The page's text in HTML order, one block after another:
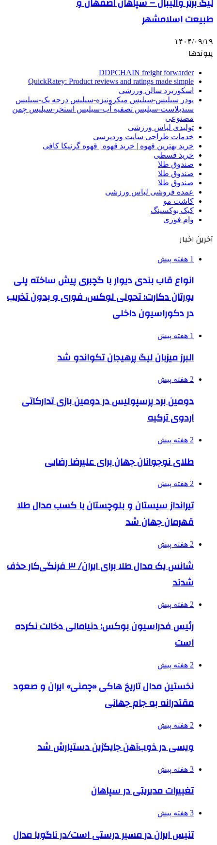
طبیعت اسلامشهر
۱۴۰۴/۰۹/۱۹
پیوندها
DDPCHAIN freight forwarder
QuickRatey: Product reviews and ratings made simple
اسکوربرد سالن ورزشی
پودر سیلیس-سیلیس میکرونیزه-سیلیس درجه یک-سیلیس
سندبلاست-سیلیس تصفیه آب-سیلیس استخر-سیلیس چمن
مصنوعی
تولیدی لباس ورزشی
خدمات طراحی سایت وردپرسی
خرید بهترین قهوه | خرید قهوه | قهوه گرنیکا کافی
خرید قسطی
صندوق طلا
صندوق طلا
صندوق طلا
عمده فروشی لباس ورزشی
کاشت مو
کیک بوکسینگ
وام فوری
آخرین اخبار
1 هفته پیش
انواع قاب بندی دیوار با گچبری پیش ساخته پلی
یورتان دکارت؛ تحولی لوکس، فوری و بدون تخریب
در دکوراسیون داخلی
1 هفته پیش
البرز میزبان لیگ پرهیجان تکواندو شد
2 هفته پیش
دومین برد پرسپولیس در دومین بازی تدارکاتی
اردوی ترکیه
2 هفته پیش
طلای نوجوانان جهان برای علیرضا رضایی
2 هفته پیش
تیرانداز سیستان و بلوچستان با کسب مدال طلا
قهرمان جهان شد
2 هفته پیش
شانس یک مدال طلا برای ایران/ ۳ فرنگی‌کار حذف
شدند
2 هفته پیش
رئیس فدراسیون بوکس: دنیامالی دخالت نکرده
است
2 هفته پیش
نخستین مدال تاریخ هاکی «چمنی» ایران و صعود
مقتدرانه به جام جهانی
2 هفته پیش
ویسی در ذوب‌آهن جایگزین دستیارش شد
3 هفته پیش
تغییرات مدیریتی در سپاهان
3 هفته پیش
تنیس ایران در مسیر درستی است/در ناگویا مدال